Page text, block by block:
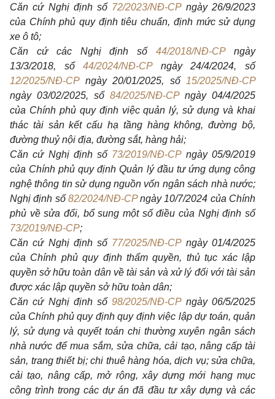
Căn cứ Nghị định số 72/2023/NĐ-CPngày 26/9/2023
của Chính phủ quy định tiêu chuẩn, định mức sử dụng
xe ô tô;
Căn cứ các Nghị định số44/2018/NĐ-CPngày
13/3/2018, số44/2024/NĐ-CPngày 24/4/2024, số
12/2025/NĐ-CPngày 20/01/2025, số 15/2025/NĐ-CP
ngày 03/02/2025, số 84/2025/NĐ-CPngày 04/4/2025
của Chính phủ quy định việc quản lý, sử dụng và khai
thác tài sản kết cấu hạ tầng hàng không, đường bộ,
đường thuỷ nội địa, đường sắt, hàng hải;
Căn cứ Nghị định số 73/2019/NĐ-CPngày 05/9/2019
của Chính phủ quy định Quản lý đầu tư ứng dụng công
nghệ thông tin sử dụng nguồn vốn ngân sách nhà nước;
Nghị định số 82/2024/NĐ-CPngày 10/7/2024 của Chính
phủ về sửa đổi, bổ sung một số điều của Nghị định số
73/2019/NĐ-CP;
Căn cứ Nghị định số 77/2025/NĐ-CPngày 01/4/2025
của Chính phủ quy định thẩm quyền, thủ tục xác lập
quyền sở hữu toàn dân về tài sản và xử lý đối với tài sản
được xác lập quyền sở hữu toàn dân;
Căn cứ Nghị định số98/2025/NĐ-CPngày 06/5/2025
của Chính phủ quy định quy định việc lập dự toán, quản
lý, sử dụng và quyết toán chi thường xuyên ngân sách
nhà nước để mua sắm, sửa chữa, cải tạo, nâng cấp tài
sản, trang thiết bị; chi thuê hàng hóa, dịch vụ; sửa chữa,
cải tạo, nâng cấp, mở rộng, xây dựng mới hạng mục
công trình trong các dự án đã đầu tư xây dựng và các